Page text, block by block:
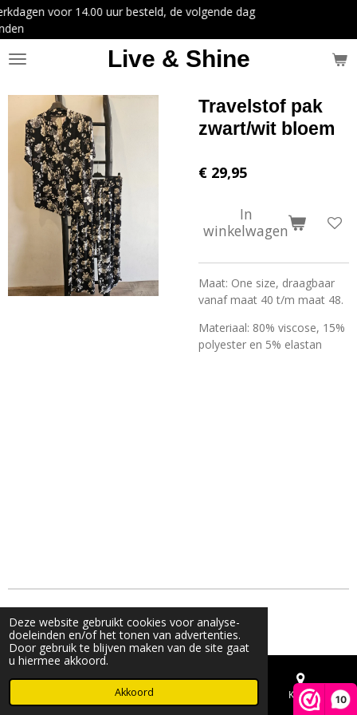
Deze website gebruikt cookies voor analyse-
doeleinden en/of het tonen van advertenties.
Door gebruik te blijven maken van de site gaat
u hiermee akkoord.
Akkoord
10
Ga
direct
de
Live & Shine
de volgende dag
Travelstof pak
zwart/wit bloem
€ 29,95
In
winkelwagen
Maat: One size, draagbaar
vanaf maat 40 t/m maat 48.
Materiaal: 80% viscose, 15%
polyester en 5% elastan
© 2023 - 2026 Live & Shine
Powered by JouwWeb
Telefoonnummer Kaart